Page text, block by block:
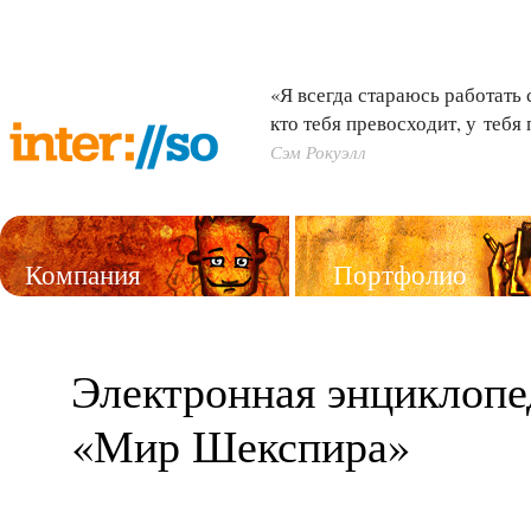
«Я всегда стараюсь
кто тебя превосходит, у
Сэм Рокуэлл
Компания Портфолио
Электронная
«Мир Шекспира»